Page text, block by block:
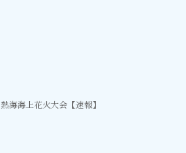
熱海海上花火大会【速報】